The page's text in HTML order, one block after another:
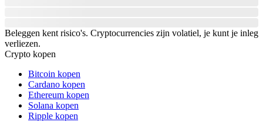
Beleggen kent risico's. Cryptocurrencies zijn volatiel, je kunt je inleg
verliezen.
Crypto kopen
Bitcoin kopen
Cardano kopen
Ethereum kopen
Solana kopen
Ripple kopen